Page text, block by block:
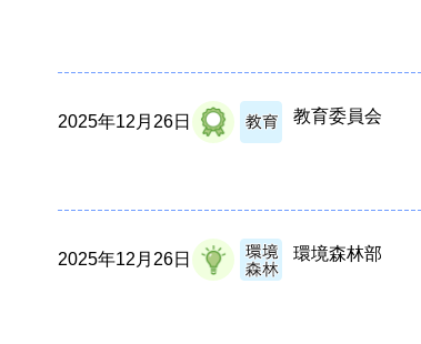
2025年12月26日 教育委員会
2025年12月26日 環境森林部